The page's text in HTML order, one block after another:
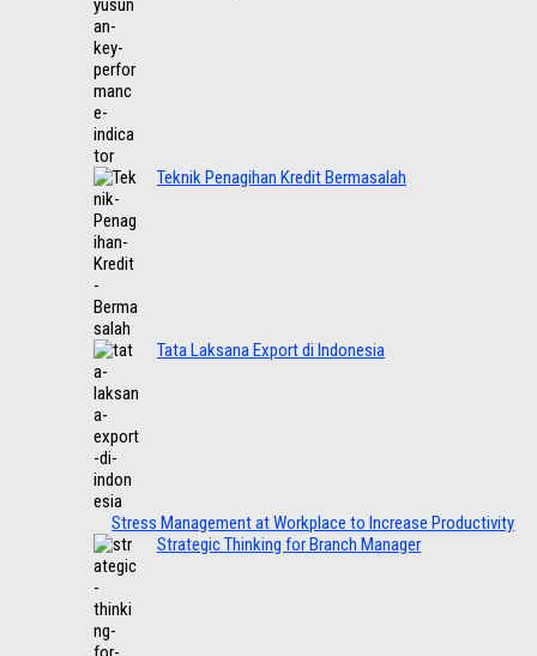
Teknik Penagihan Kredit Bermasalah
Tata Laksana Export di Indonesia
Stress Management at Workplace to Increase Productivity
Strategic Thinking for Branch Manager